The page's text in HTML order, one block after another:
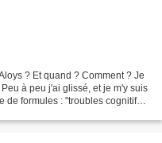
? Et quand ? Comment ? Je
à peu j'ai glissé, et je m'y suis
formules : "troubles cognitifs",